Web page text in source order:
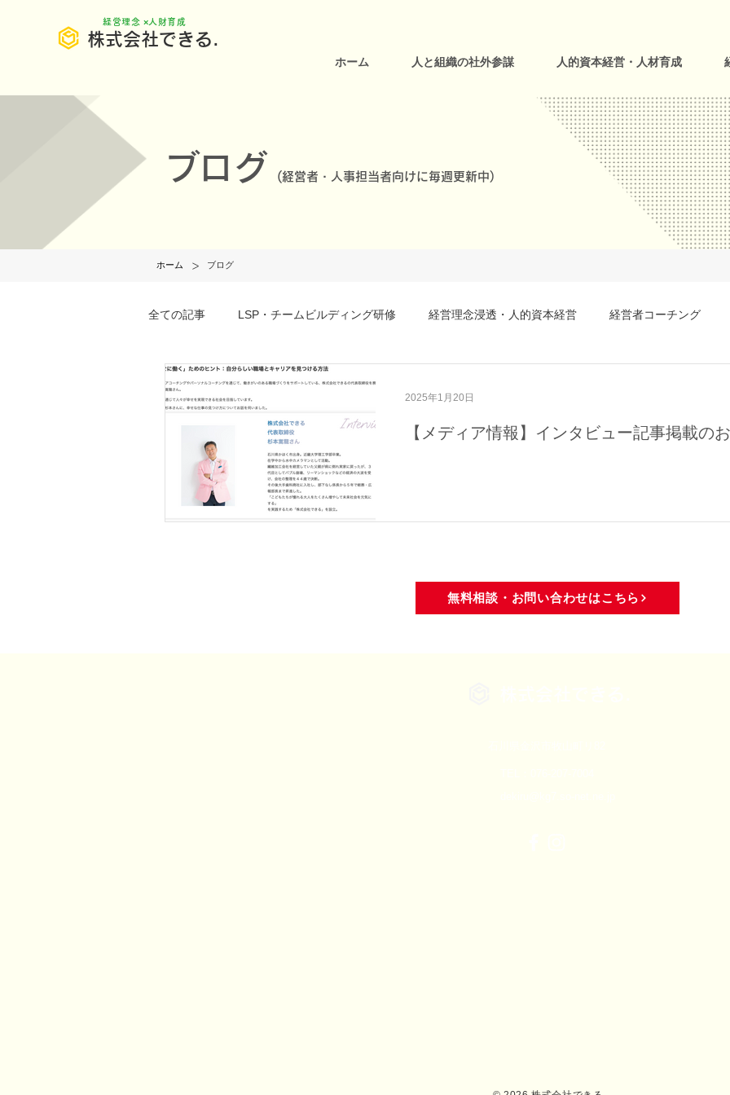
株式会社できる.
​経営理念 ×人財育成
ホーム 人と組織の社外参謀 人的資本経営・人材育成
ブログ (経営者・人事担当者向けに毎週更新中)
ホーム > ブログ
全ての記事 LSP・チームビルディング研修 経営理念浸透・人的資本経営 経営者コーチング
事例・お客様の声 SDGs・地域活動
【メディア情報】インタビュー記事掲載の
2025年1月20日
無料相談・お問い合わせはこちら